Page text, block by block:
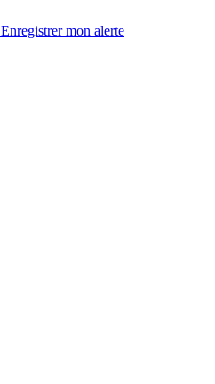
Enregistrermon alerte